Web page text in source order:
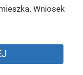
Wniosek